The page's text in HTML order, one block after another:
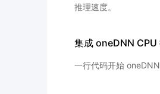
推理速度。
集成 oneDNN CPU
一行代码开始